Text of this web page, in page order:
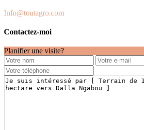
Info@toutagro.com
Contactez-moi
Planifier une visite?